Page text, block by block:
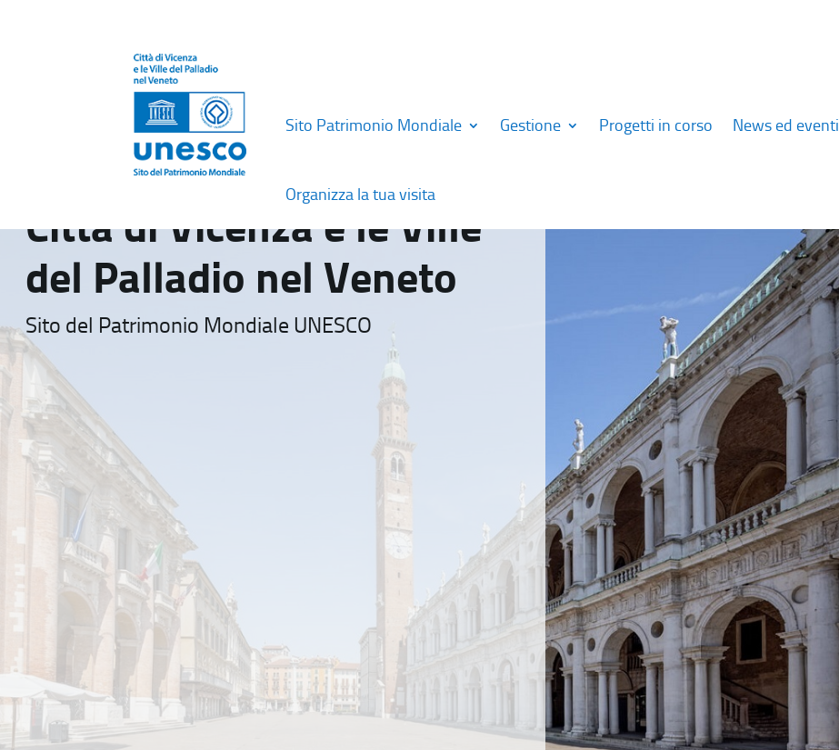
Sito Patrimonio Mondiale Gestione Progetti in corso News ed eventi
Organizza la tua visita
Città di Vicenza e le Ville
del Palladio nel Veneto
Sito del Patrimonio Mondiale UNESCO